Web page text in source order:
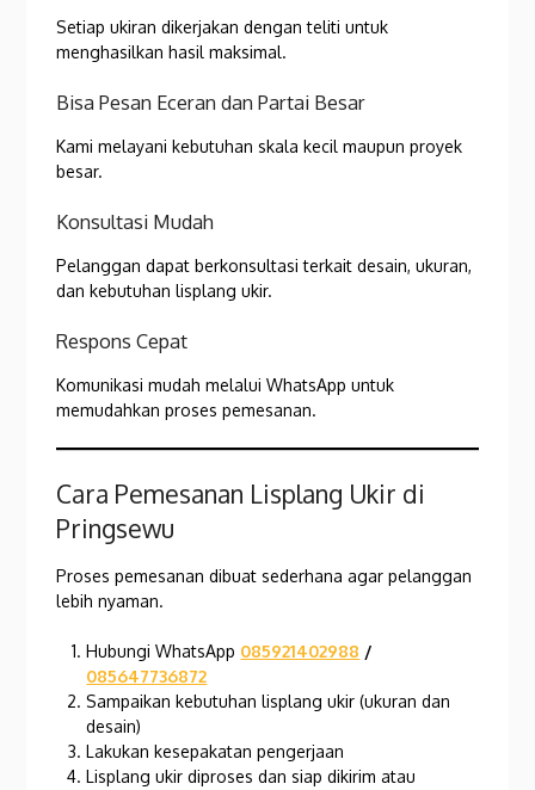
Setiap ukiran dikerjakan dengan teliti untuk
menghasilkan hasil maksimal.
Bisa Pesan Eceran dan Partai Besar
Kami melayani kebutuhan skala kecil maupun proyek
besar.
Konsultasi Mudah
Pelanggan dapat berkonsultasi terkait desain, ukuran,
dan kebutuhan lisplang ukir.
Respons Cepat
Komunikasi mudah melalui WhatsApp untuk
memudahkan proses pemesanan.
Cara Pemesanan Lisplang Ukir di
Pringsewu
Proses pemesanan dibuat sederhana agar pelanggan
lebih nyaman.
Hubungi WhatsApp 085921402988 /
085647736872
Sampaikan kebutuhan lisplang ukir (ukuran dan
desain)
Lakukan kesepakatan pengerjaan
Lisplang ukir diproses dan siap dikirim atau